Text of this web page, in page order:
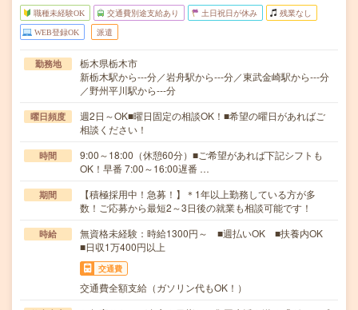
職種未経験OK 交通費別途支給あり 土日祝日が休み 残業なし
WEB登録OK 派遣
勤務地
栃木県栃木市
新栃木駅から---分／岩舟駅から---分／東武金崎駅から---分
／野州平川駅から---分
曜日頻度
週2日～OK■曜日固定の相談OK！■希望の曜日があればご
相談ください！
時間
9:00～18:00（休憩60分）■ご希望があれば下記シフトも
OK！早番 7:00～16:00遅番 …
期間
【積極採用中！急募！】＊1年以上勤務している方が多
数！ご応募から最短2～3日後の就業も相談可能です！
時給
無資格未経験：時給1300円～ ■週払いOK ■扶養内OK
■日収1万400円以上
交通費
交通費全額支給（ガソリン代もOK！）